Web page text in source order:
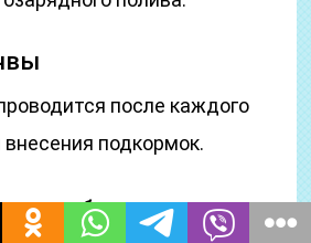
после каждого
подкормок.
глубокая аэрация: